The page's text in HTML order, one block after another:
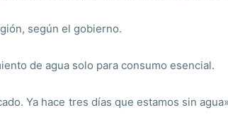
según el gobierno.
de agua solo para consumo esencial.
Ya hace tres días que estamos sin